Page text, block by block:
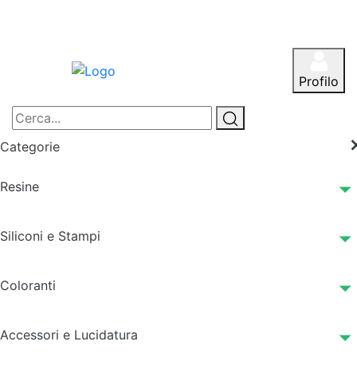
Profilo
Categorie
Resine
Siliconi e Stampi
Coloranti
Accessori e Lucidatura